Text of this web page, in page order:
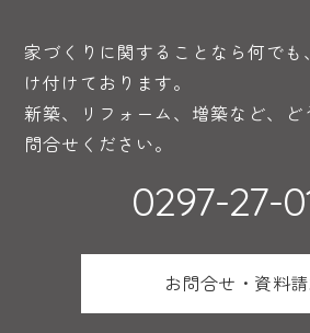
家づくりに関することなら何でも
け付けております。
新築、リフォーム、増築など、ど
問合せください。
0297-27-
お問合せ・資料